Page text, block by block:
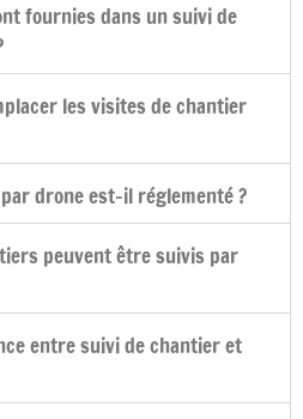
fournies dans un suivi de
les visites de chantier
drone est-il réglementé ?
peuvent être suivis par
entre suivi de chantier et